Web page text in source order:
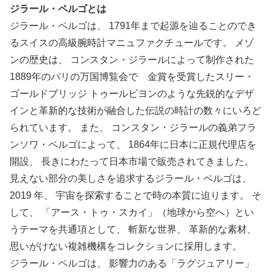
ジラール・ペルゴとは
ジラール・ペルゴは、 1791年まで起源を辿ることのでき
るスイスの高級腕時計マニュファクチュールです。 メゾ
ンの歴史は、 コンスタン・ジラールによって制作された
1889年のパリの万国博覧会で 金賞を受賞したスリー・
ゴールドブリッジ トゥールビヨンのような先鋭的なデザ
インと革新的な技術が融合した伝説の時計の数々にいろど
られています。 また、 コンスタン・ジラールの義弟フラ
ンソワ・ペルゴによって、 1864年に日本に正規代理店を
開設、 長きにわたって日本市場で販売されてきました。
見えない部分の美しさを追求するジラール・ペルゴは、
2019 年、 宇宙を探索することで時の本質に迫ります。 そ
して、 「アース・トゥ・スカイ」（地球から空へ）とい
うテーマを共通項として、 斬新な世界、 革新的な素材、
思いがけない複雑機構をコレクションに採用します。
ジラール・ペルゴは、 影響力のある「ラグジュアリー」